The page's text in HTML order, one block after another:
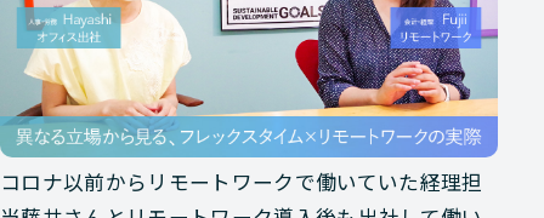
コロナ以前からリモートワークで働いていた経理担